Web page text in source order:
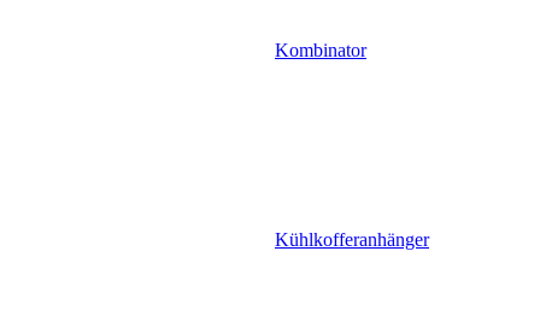
Kombinator
Kühlkofferanhänger